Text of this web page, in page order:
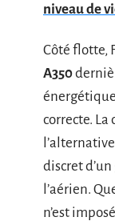
niveau de
Côté flotte,
A350
correcte. La
discret
l’aérien.
n’est